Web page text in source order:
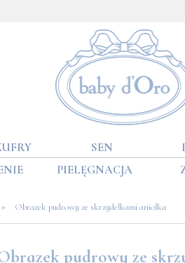
SEN
PIELĘGNACJA
» Obrazek pudrowy ze skrzydełkami aniołka
pudrowy ze